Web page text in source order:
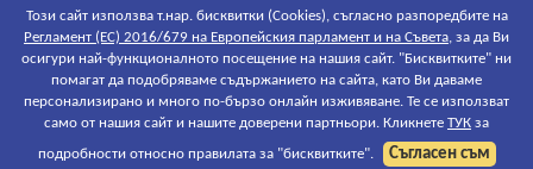
Този сайт използва т.нар. бисквитки (Cookies), съгласно разпоредбите на
Регламент (ЕС) 2016/679 на Европейския парламент и на Съвета, за да Ви
осигури най-функционалното посещение на нашия сайт. "Бисквитките" ни
помагат да подобряваме съдържанието на сайта, като Ви даваме
персонализирано и много по-бързо онлайн изживяване. Те се използват
само от нашия сайт и нашите доверени партньори. Кликнете ТУК за
подробности относно правилата за "бисквитките".
Съгласен съм